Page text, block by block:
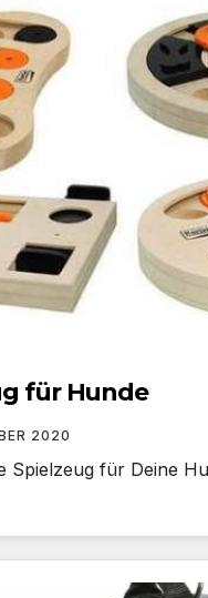
für Hunde
2020
Spielzeug für Deine